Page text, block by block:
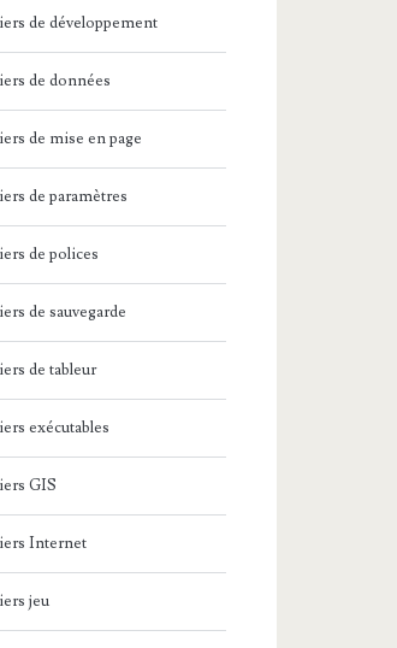
de développement
de données
de mise en page
de paramètres
de polices
de sauvegarde
de tableur
exécutables
GIS
Internet
jeu